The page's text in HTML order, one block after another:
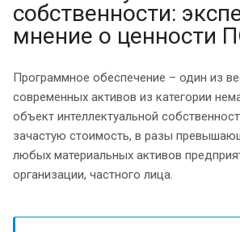
собственности:
мнение о ценности
Программное обеспечение – один из
современных активов из категории
объект интеллектуальной
зачастую стоимость, в разы
любых материальных активов
организации, частного лица.